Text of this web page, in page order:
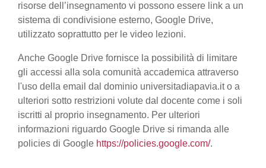
risorse dell’insegnamento vi possono essere link a un
sistema di condivisione esterno, Google Drive,
utilizzato soprattutto per le video lezioni.
Anche Google Drive fornisce la possibilità di limitare
gli accessi alla sola comunità accademica attraverso
l'uso della email dal dominio universitadiapavia.it o a
ulteriori sotto restrizioni volute dal docente come i soli
iscritti al proprio insegnamento. Per ulteriori
informazioni riguardo Google Drive si rimanda alle
policies di Google https://policies.google.com/.